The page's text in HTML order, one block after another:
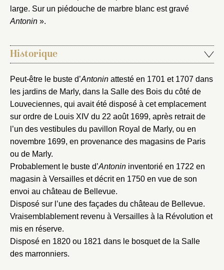
large. Sur un piédouche de marbre blanc est gravé
Antonin ».
Historique
Peut-être le buste d’Antonin attesté en 1701 et 1707 dans
les jardins de Marly, dans la Salle des Bois du côté de
Louveciennes, qui avait été disposé à cet emplacement
sur ordre de Louis XIV du 22 août 1699, après retrait de
l’un des vestibules du pavillon Royal de Marly, ou en
novembre 1699, en provenance des magasins de Paris
ou de Marly.
Probablement le buste d’Antonin inventorié en 1722 en
magasin à Versailles et décrit en 1750 en vue de son
envoi au château de Bellevue.
Disposé sur l’une des façades du château de Bellevue.
Vraisemblablement revenu à Versailles à la Révolution et
mis en réserve.
Disposé en 1820 ou 1821 dans le bosquet de la Salle
des marronniers.
Choix du dossier où ajouter la
Nom du dossier
Valider
Nouveau dossier
Créer et ajouter
Courriel
Mot de passe
Envoyer
Vous n'êtes pas encore inscrit ? Créer un compte
Vous avez oublié votre mot de passe ?